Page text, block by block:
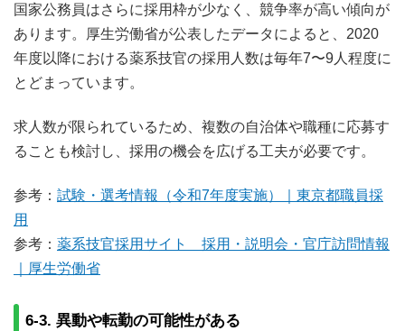
国家公務員はさらに採用枠が少なく、競争率が高い傾向が
あります。厚生労働省が公表したデータによると、2020
年度以降における薬系技官の採用人数は毎年7〜9人程度に
とどまっています。
求人数が限られているため、複数の自治体や職種に応募す
ることも検討し、採用の機会を広げる工夫が必要です。
参考： 試験・選考情報（令和7年度実施）｜東京都職員採
用
参考： 薬系技官採用サイト 採用・説明会・官庁訪問情報
｜厚生労働省
6-3. 異動や転勤の可能性がある